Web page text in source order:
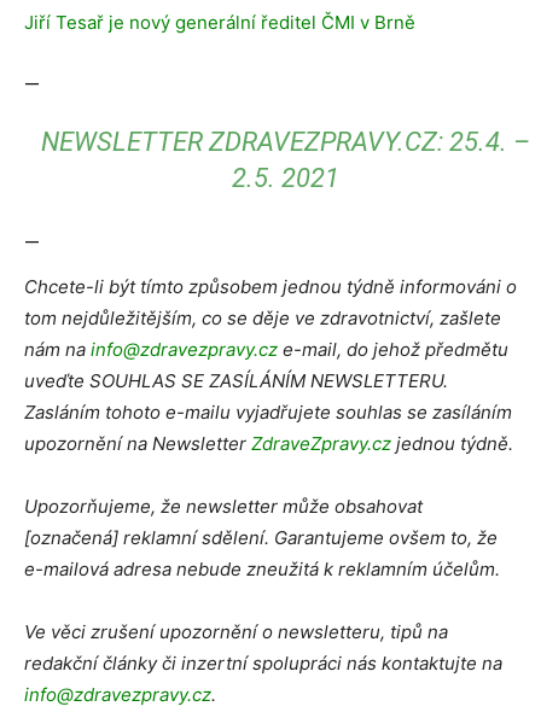
Jiří Tesař je nový generální ředitel ČMI v Brně
—
NEWSLETTER ZDRAVEZPRAVY.CZ: 25.4. –
2.5. 2021
—
Chcete-li být tímto způsobem jednou týdně informováni o
tom nejdůležitějším, co se děje ve zdravotnictví, zašlete
nám na info@zdravezpravy.cz e-mail, do jehož předmětu
uveďte SOUHLAS SE ZASÍLÁNÍM NEWSLETTERU.
Zasláním tohoto e-mailu vyjadřujete souhlas se zasíláním
upozornění na Newsletter ZdraveZpravy.cz jednou týdně.
Upozorňujeme, že newsletter může obsahovat
[označená] reklamní sdělení. Garantujeme ovšem to, že
e-mailová adresa nebude zneužitá k reklamním účelům.
Ve věci zrušení upozornění o newsletteru, tipů na
redakční články či inzertní spolupráci nás kontaktujte na
info@zdravezpravy.cz.